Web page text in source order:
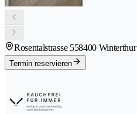
Rosentalstrasse 558400 Winterthur
Termin reservieren